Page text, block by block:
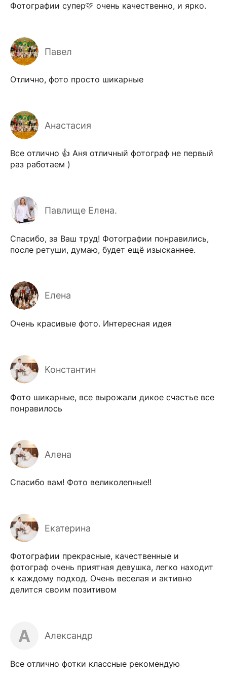
Фотографии супер🩷 очень качественно, и ярко.
Павел
Отлично, фото просто шикарные
Анастасия
Все отлично 👍 Аня отличный фотограф не первый
раз работаем )
Павлище Елена.
Спасибо, за Ваш труд! Фотографии понравились,
после ретуши, думаю, будет ещё изысканнее.
Елена
Очень красивые фото. Интересная идея
Константин
Фото шикарные, все вырожали дикое счастье все
понравилось
Алена
Спасибо вам! Фото великолепные!!
Екатерина
Фотографии прекрасные, качественные и
фотограф очень приятная девушка, легко находит
к каждому подход. Очень веселая и активно
делится своим позитивом
А Александр
Все отлично фотки классные рекомендую